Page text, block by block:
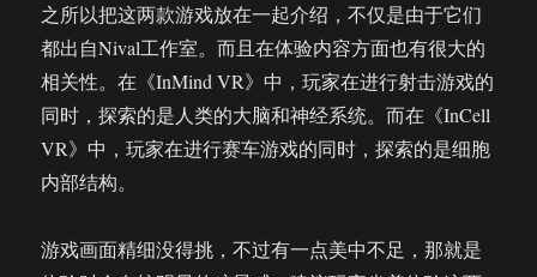
之所以把这两款游戏放在一起介绍，不仅是由于它们
都出自Nival工作室。而且在体验内容方面也有很大的
相关性。在《InMind VR》中，玩家在进行射击游戏的
同时，探索的是人类的大脑和神经系统。而在《InCell
VR》中，玩家在进行赛车游戏的同时，探索的是细胞
内部结构。
游戏画面精细没得挑，不过有一点美中不足，那就是